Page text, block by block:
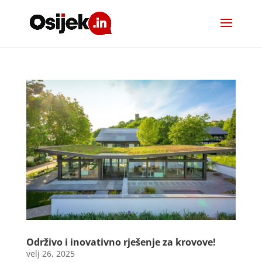
Održivo i inovativno rješenje za krovove!
velj 26, 2025